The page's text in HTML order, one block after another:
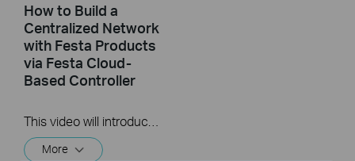
How to Build a
Centralized Network
with Festa Products
via Festa Cloud-
Based Controller
More